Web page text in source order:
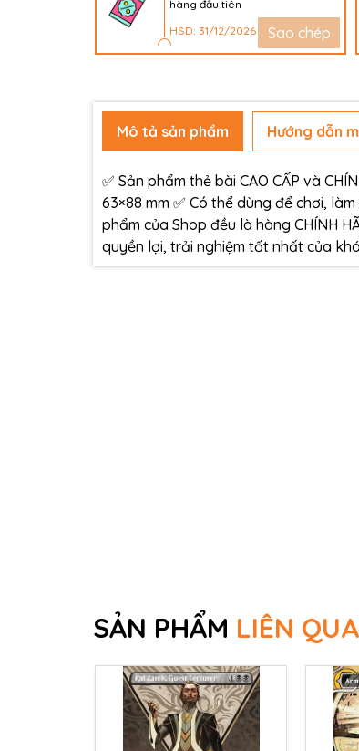
hàng đầu tiên
HSD: 31/12/2026
Sao chép
Mô tả sản phẩm Hướng dẫn
✅ Sản phẩm thẻ bài CAO CẤP và
63×88 mm ✅ Có thể dùng để chơi,
phẩm của Shop đều là hàng CHÍNH
quyền lợi, trải nghiệm tốt nhất của
SẢN PHẨM LIÊN